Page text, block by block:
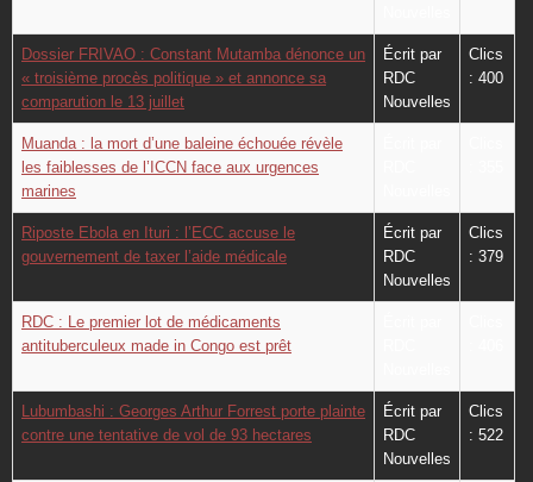
Dossier FRIVAO : Constant Mutamba dénonce un
« troisième procès politique » et annonce sa
comparution le 13 juillet
Écrit par
RDC
Nouvelles
Clics
: 400
Muanda : la mort d’une baleine échouée révèle
les faiblesses de l’ICCN face aux urgences
marines
Riposte Ebola en Ituri : l’ECC accuse le
gouvernement de taxer l’aide médicale
Écrit par
RDC
Nouvelles
Clics
: 379
RDC : Le premier lot de médicaments
antituberculeux made in Congo est prêt
Lubumbashi : Georges Arthur Forrest porte plainte
contre une tentative de vol de 93 hectares
Écrit par
RDC
Nouvelles
Clics
: 522